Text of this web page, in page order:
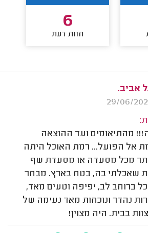
6
חוות דעת
אביב.
מהתיאומים ועד ההוצאה
אל הפועל... רמת האוכל היתה
מכל מסעדה או מסעדת שף
שאכלתי בה, בטח בארץ. מבחר
ברוחב לב, יפיפה וטעים מאד,
נהדר ונוכחות מאד נעימה של
בבית. היה מצוין!